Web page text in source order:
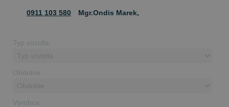
0911 103 580 Mgr.Ondis Marek,
Typ vozidla:
Obdobie:
Výrobca: